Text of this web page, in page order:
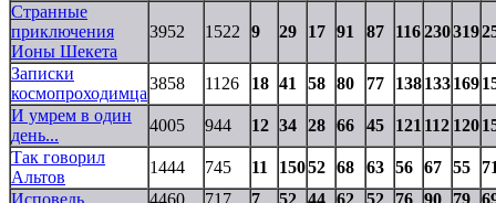
Странные
приключения
Ионы Шекета
3952 1522 9 29 17 91 87 116230319
Записки
космопроходимца
3858 1126 18 41 58 80 77 138133169
И умрем в один
день...
4005 944 12 34 28 66 45 121 112 120
Так говорил
Альтов
1444 745 11 15052 68 63 56 67 55
Исповедь
4460 717 7 52 44 62 52 76 90 79